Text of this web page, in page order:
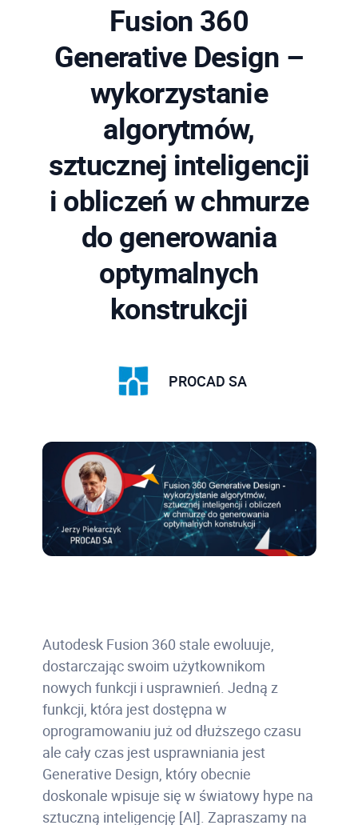
Fusion 360
Generative Design –
wykorzystanie
algorytmów,
sztucznej inteligencji
i obliczeń w chmurze
do generowania
optymalnych
konstrukcji
PROCAD SA
Autodesk Fusion 360 stale ewoluuje,
dostarczając swoim użytkownikom
nowych funkcji i usprawnień. Jedną z
funkcji, która jest dostępna w
oprogramowaniu już od dłuższego czasu
ale cały czas jest usprawniania jest
Generative Design, który obecnie
doskonale wpisuje się w światowy hype na
sztuczną inteligencję [AI]. Zapraszamy na